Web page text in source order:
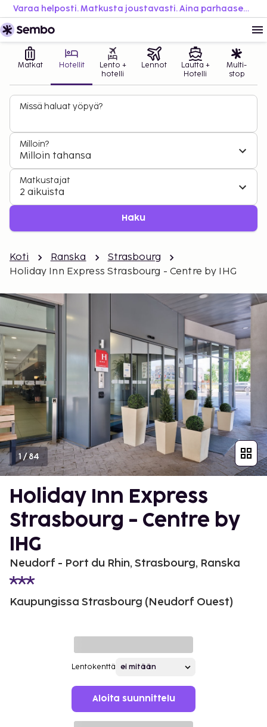
Varaa helposti. Matkusta joustavasti. Aina parhaaseen hintaan.
Matkat Hotellit
Lento +
hotelli
Lennot
Lautta +
Hotelli
Multi-
stop
Missä haluat yöpyä?
Milloin?
Milloin tahansa
Matkustajat
2 aikuista
Haku
Koti Ranska
Strasbourg
Holiday Inn Express Strasbourg - Centre by IHG
1/84
Holiday Inn Express
Strasbourg - Centre by
IHG
Neudorf - Port du Rhin, Strasbourg, Ranska
Kaupungissa Strasbourg (Neudorf Ouest)
Lentokenttä
Aloita suunnittelu